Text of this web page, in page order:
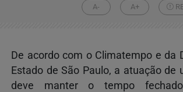
A- A+
De acordo com o Climatempo e da
Estado de São Paulo, a atuação de
deve manter o tempo